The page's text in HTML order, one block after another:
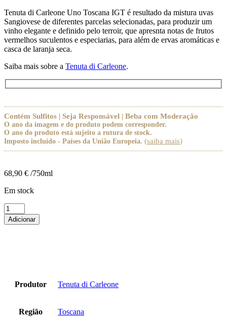
Tenuta di Carleone Uno Toscana IGT é resultado da mistura uvas
Sangiovese de diferentes parcelas selecionadas, para produzir um
vinho elegante e definido pelo terroir, que apresnta notas de frutos
vermelhos suculentos e especiarias, para além de ervas aromáticas e
casca de laranja seca.
Saiba mais sobre a Tenuta di Carleone.
Contém Sulfitos | Seja Responsável | Beba com Moderação
O ano da imagem e do produto podem corresponder.
O ano do produto está sujeito a rutura de stock.
Imposto incluído - Países da União Europeia. (saiba mais)
68,90 € /750ml
Em stock
Quantidade
de
Tenuta
2021
Adicionar
Produtor Tenuta di Carleone
Região Toscana